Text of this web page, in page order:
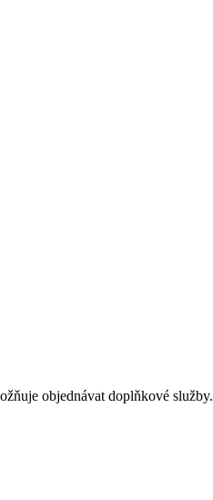
objednávat doplňkové služby.